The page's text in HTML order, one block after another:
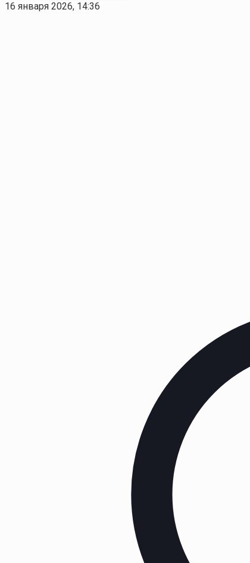
16 января 2026, 14:36